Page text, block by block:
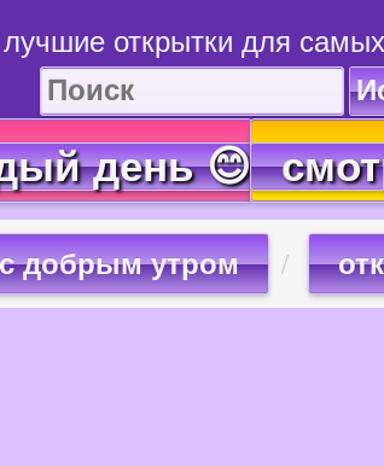
лучшие открытки для
день 😊
добрым утром